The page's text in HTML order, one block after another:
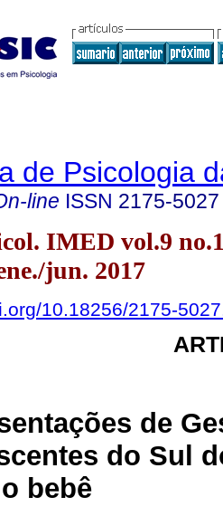
de Psicologia
line ISSN 2175-5027
IMED vol.9
jun. 2017
10.18256/2175-
de
do Sul
bebê